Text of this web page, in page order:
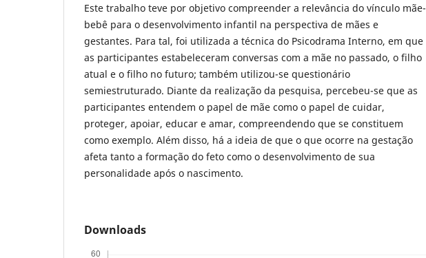
Este trabalho teve por objetivo compreender a relevância do vínculo mãe-
bebê para o desenvolvimento infantil na perspectiva de mães e
gestantes. Para tal, foi utilizada a técnica do Psicodrama Interno, em que
as participantes estabeleceram conversas com a mãe no passado, o filho
atual e o filho no futuro; também utilizou-se questionário
semiestruturado. Diante da realização da pesquisa, percebeu-se que as
participantes entendem o papel de mãe como o papel de cuidar,
proteger, apoiar, educar e amar, compreendendo que se constituem
como exemplo. Além disso, há a ideia de que o que ocorre na gestação
afeta tanto a formação do feto como o desenvolvimento de sua
personalidade após o nascimento.
Downloads